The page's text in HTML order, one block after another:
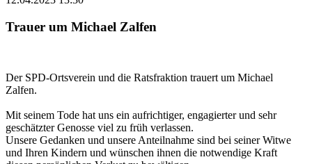
Trauer um Michael Zalfen
Der SPD-Ortsverein und die Ratsfraktion trauert um Michael
Zalfen.
Mit seinem Tode hat uns ein aufrichtiger, engagierter und sehr
geschätzter Genosse viel zu früh verlassen.
Unsere Gedanken und unsere Anteilnahme sind bei seiner Witwe
und Ihren Kindern und wünschen ihnen die notwendige Kraft